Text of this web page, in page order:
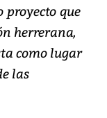
proyecto que
herrerana,
como lugar
las